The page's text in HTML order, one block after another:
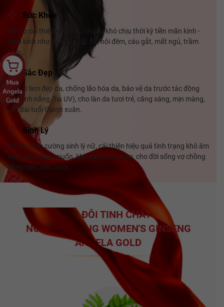
Sức Khỏe
Hỗ trợ cải thiện các triệu chứng khó chịu thời kỳ tiền mãn kinh -
mãn kinh như bốc hỏa, đổ mồ hôi đêm, cáu gắt, mất ngủ, trầm
cảm…
Sắc Đẹp
Hỗ trợ làm đẹp da, chống lão hóa da, bảo vệ da trước tác động
của ánh nắng (tia UV), cho làn da tươi trẻ, căng sáng, mịn màng,
kéo dài tuổi thanh xuân.
Sinh Lý
Hỗ trợ tăng cường sinh lý nữ, cải thiện hiệu quả tình trạng khô âm
đạo, giảm ham muốn, khó đạt khoái cảm, cho đời sống vợ chồng
nồng nàn, viên mãn.
BỘ ĐÔI TINH CHẤT
NỔI BẬT TRONG WOMEN'S GINSENG
ANGELA GOLD